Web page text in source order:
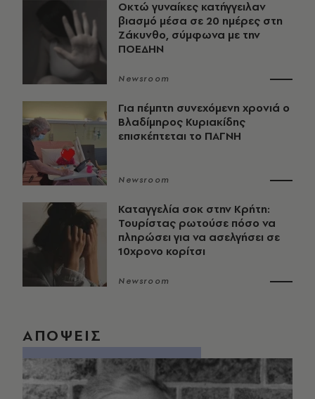
Οκτώ γυναίκες κατήγγειλαν
βιασμό μέσα σε 20 ημέρες στη
Ζάκυνθο, σύμφωνα με την
ΠΟΕΔΗΝ
Newsroom
Για πέμπτη συνεχόμενη χρονιά ο
Βλαδίμηρος Κυριακίδης
επισκέπτεται το ΠΑΓΝΗ
Newsroom
Καταγγελία σοκ στην Κρήτη:
Τουρίστας ρωτούσε πόσο να
πληρώσει για να ασελγήσει σε
10χρονο κορίτσι
Newsroom
ΑΠΟΨΕΙΣ